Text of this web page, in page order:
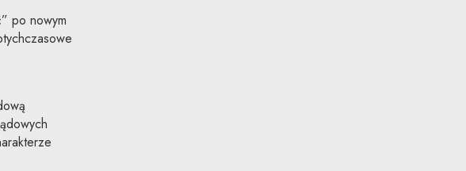
po nowym